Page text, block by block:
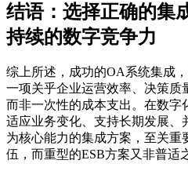
结语：选择正确的集
持续的数字竞争力
综上所述，成功的OA系统集成
一项关乎企业运营效率、决策质
而非一次性的成本支出。在数字
适应业务变化、支持长期发展、
为核心能力的集成方案，至关重
伍，而重型的ESB方案又非普适